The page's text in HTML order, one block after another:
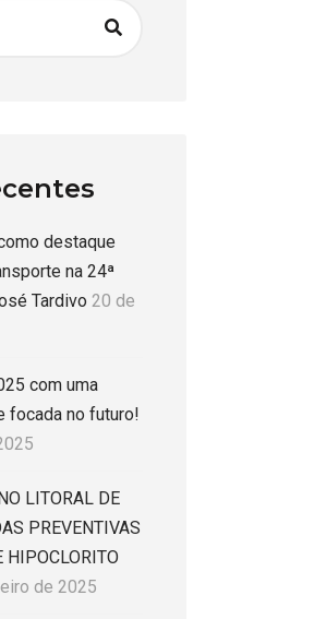
destaque
na 24ª
Tardivo 20 de
com uma
focada no futuro!
LITORAL DE
PREVENTIVAS
HIPOCLORITO
de 2025